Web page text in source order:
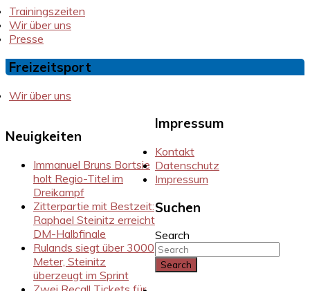
Trainingszeiten
Wir über uns
Presse
Freizeitsport
Wir über uns
Neuigkeiten
Immanuel Bruns Bortsie
holt Regio-Titel im
Dreikampf
Zitterpartie mit Bestzeit:
Raphael Steinitz erreicht
DM-Halbfinale
Rulands siegt über 3000
Meter, Steinitz
überzeugt im Sprint
Impressum
Kontakt
Datenschutz
Impressum
Suchen
Search